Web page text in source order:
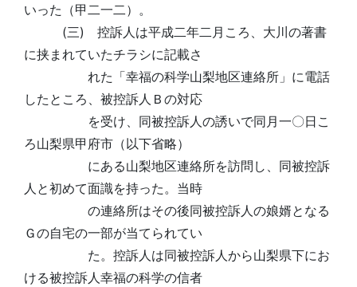
いった（甲二一二）。
(三) 控訴人は平成二年二月ころ、大川の著書
に挟まれていたチラシに記載さ
れた「幸福の科学山梨地区連絡所」に電話
したところ、被控訴人Ｂの対応
を受け、同被控訴人の誘いで同月一〇日こ
ろ山梨県甲府市（以下省略）
にある山梨地区連絡所を訪問し、同被控訴
人と初めて面識を持った。当時
の連絡所はその後同被控訴人の娘婿となる
Ｇの自宅の一部が当てられてい
た。控訴人は同被控訴人から山梨県下にお
ける被控訴人幸福の科学の信者